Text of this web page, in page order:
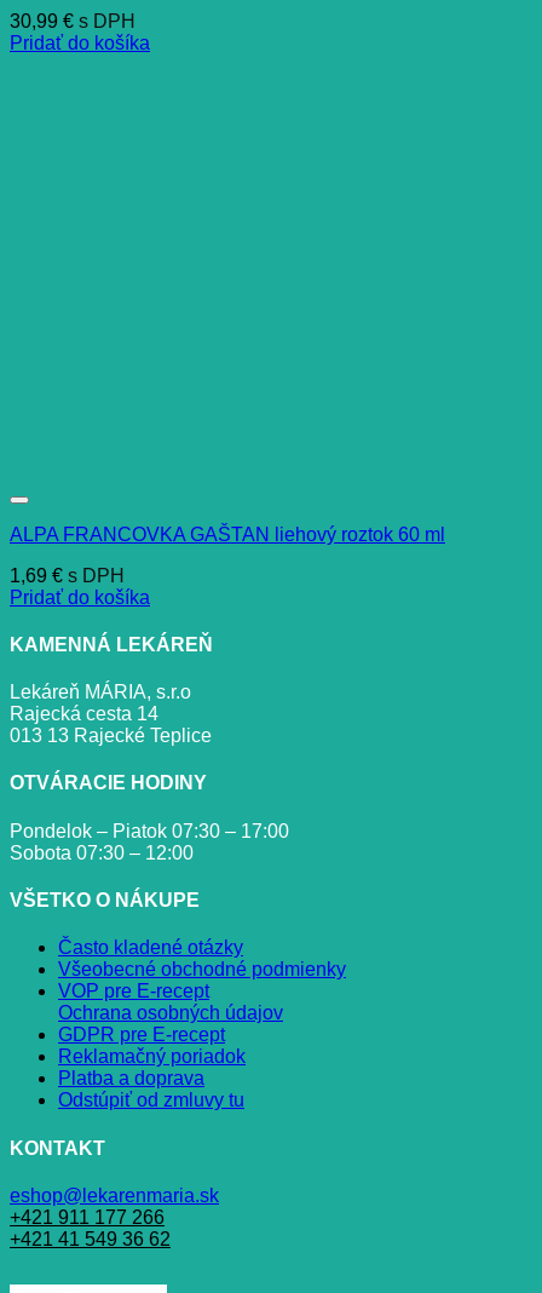
30,99 € s DPH
Pridať do košíka
ALPA FRANCOVKA GAŠTAN liehový roztok 60 ml
1,69 € s DPH
Pridať do košíka
KAMENNÁ LEKÁREŇ
Lekáreň MÁRIA, s.r.o
Rajecká cesta 14
013 13 Rajecké Teplice
OTVÁRACIE HODINY
Pondelok – Piatok 07:30 – 17:00
Sobota 07:30 – 12:00
VŠETKO O NÁKUPE
Často kladené otázky
Všeobecné obchodné podmienky
VOP pre E-recept
Ochrana osobných údajov
GDPR pre E-recept
Reklamačný poriadok
Platba a doprava
Odstúpiť od zmluvy tu
KONTAKT
eshop@lekarenmaria.sk
+421 911 177 266
+421 41 549 36 62